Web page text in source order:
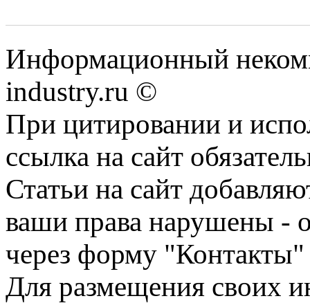
Информационный
industry.ru ©
При цитировании и
ссылка на сайт
Статьи на сайт
ваши права нарушены -
через форму "Контакты"
Для размещения своих